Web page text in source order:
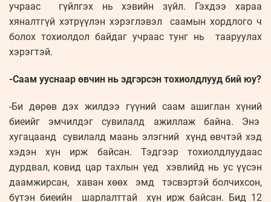
учраас гүйлгэх нь хэвийн зүйл. Гэхдээ хараа
хяналтгүй хэтрүүлэн хэрэглэвэл саамын хордлого ч
болох тохиолдол байдаг учраас тунг нь тааруулах
хэрэгтэй.
-Саам ууснаар өвчин нь эдгэрсэн тохиолдлууд бий юу?
-Би дөрөв дэх жилдээ гүүний саам ашиглан хүний
биеийг эмчилдэг сувилалд ажиллаж байна. Энэ
хугацаанд сувилалд маань элэгний хүнд өвчтэй хэд
хэдэн хүн ирж байсан. Тэдгээр тохиолдлуудаас
дурдвал, ковид цар тахлын үед хэвлийд нь ус үүсэн
даамжирсан, хаван хөөх эмд тэсвэртэй болчихсон,
бүтэн биеийн шарлалттай хүн ирж байсан. Бид 12